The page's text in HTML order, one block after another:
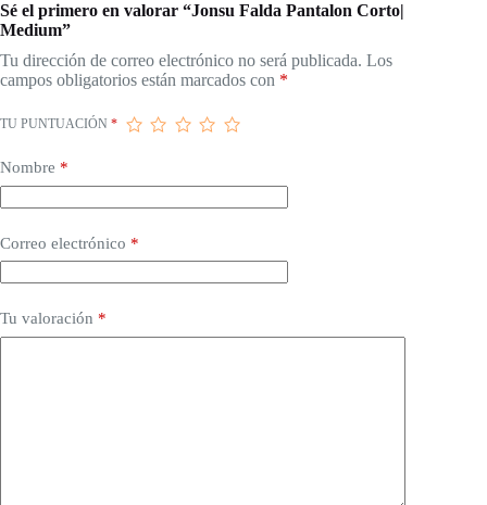
Sé el primero en valorar “Jonsu Falda Pantalon Corto|
Medium”
Tu dirección de correo electrónico no será publicada. Los
campos obligatorios están marcados con *
TU PUNTUACIÓN *
Nombre *
Correo electrónico *
Tu valoración *